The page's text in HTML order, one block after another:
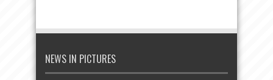
NEWS IN PICTURES